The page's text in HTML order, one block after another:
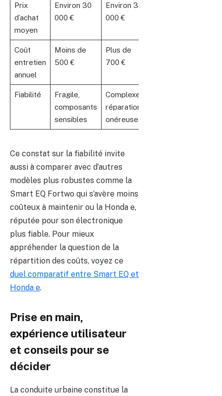
Prix
d’achat
moyen
Environ 30
000 €
Environ 33
000 €
Coût
entretien
annuel
Moins de
500 €
Plus de
700 €
Fiabilité
Fragile,
composants
sensibles
Complexe,
réparations
onéreuses
Ce constat sur la fiabilité invite
aussi à comparer avec d’autres
modèles plus robustes comme la
Smart EQ Fortwo qui s’avère moins
coûteux à maintenir ou la Honda e,
réputée pour son électronique
plus fiable. Pour mieux
appréhender la question de la
répartition des coûts, voyez ce
duel comparatif entre Smart EQ et
Honda e.
Prise en main,
expérience utilisateur
et conseils pour se
décider
La conduite urbaine constitue la